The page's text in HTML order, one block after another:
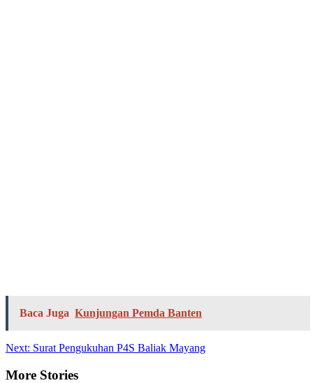
Baca Juga Kunjungan Pemda Banten
Next: Surat Pengukuhan P4S Baliak Mayang
More Stories